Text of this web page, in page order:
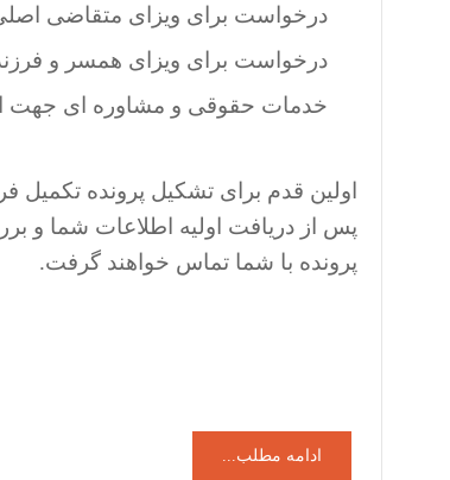
درخواست برای ویزای متقاضی
درخواست برای ویزای همسر و
خدمات حقوقی و مشاوره ای جهت
اولین قدم برای تشکیل پرونده
پس از دریافت اولیه اطلاعات شما و
پرونده با شما تماس خواهند گرفت.
ادامه مطلب...